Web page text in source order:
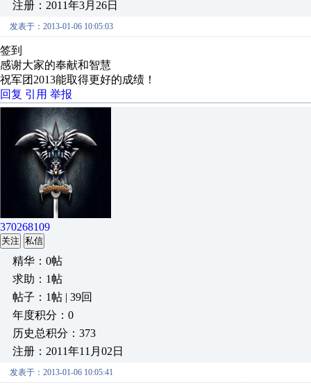
注册：2011年3月26日
发表于：2013-01-06 10:05:03
签到
感谢大家的奉献和智慧
祝军团2013能取得更好的成绩！
回复 引用 举报
370268109
关注 私信
精华：0帖
求助：1帖
帖子：1帖 | 39回
年度积分：0
历史总积分：373
注册：2011年11月02日
发表于：2013-01-06 10:05:41